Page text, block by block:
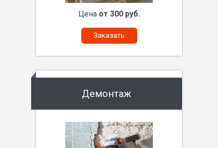
Цена от 300 руб.
Заказать
Демонтаж